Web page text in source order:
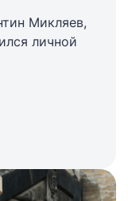
Микляев,
личной